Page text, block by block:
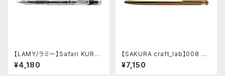
【LAMY/ラミー】Safari KURU
TOGA inside シャープペンシ
ル (ビスタ)
¥4,180
【SAKURA craft_lab】008 ゲ
ルインキボールペン (アシッドピ
ンク)
¥7,150